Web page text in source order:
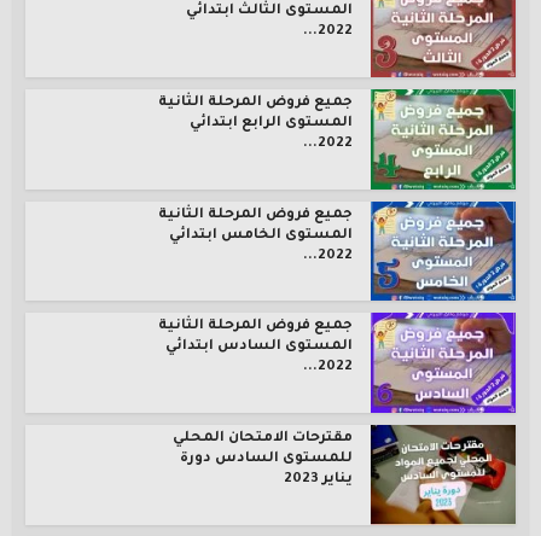
المستوى الثالث ابتدائي
2022...
جميع فروض المرحلة الثانية
المستوى الرابع ابتدائي
2022...
جميع فروض المرحلة الثانية
المستوى الخامس ابتدائي
2022...
جميع فروض المرحلة الثانية
المستوى السادس ابتدائي
2022...
مقترحات الامتحان المحلي
للمستوى السادس دورة
يناير 2023